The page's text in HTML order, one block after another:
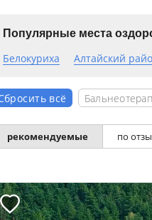
Популярные места
Белокуриха Алтайский
всё
рекомендуемые по